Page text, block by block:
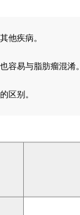
他疾病。
容易与脂肪瘤混淆。
区别。